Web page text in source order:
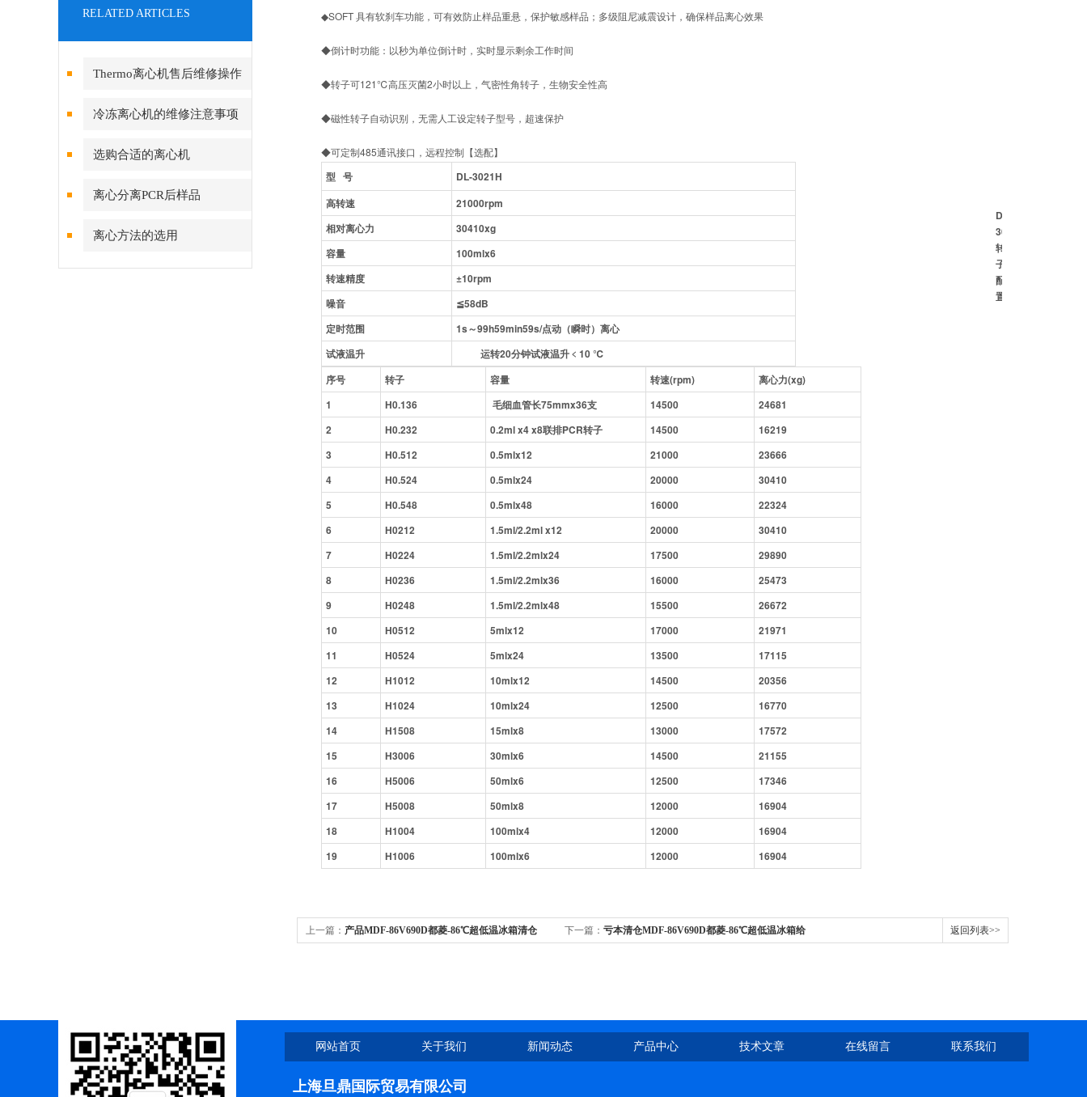
RELATED ARTICLES
Thermo离心机售后维修操作
方法
冷冻离心机的维修注意事项
选购合适的离心机
离心分离PCR后样品
离心方法的选用
◆SOFT 具有软刹车功能，可有效防止样品重悬，保护敏感样品；多级阻尼减震设计，确保样品离心效果
◆倒计时功能：以秒为单位倒计时，实时显示剩余工作时间
◆转子可121℃高压灭菌2小时以上，气密性角转子，生物安全性高
◆磁性转子自动识别，无需人工设定转子型号，超速保护
◆可定制485通讯接口，远程控制【选配】
型 号 DL-3021H
高转速
21000rpm
相对离心力
30410xg
容量
100mlx6
转速精度
±10rpm
噪音
≦58dB
定时范围
1s～99h59min59s/点动（瞬时）离心
试液温升
运转20分钟试液温升﹤10℃
DL-
3021H
转
子
配
置
序号 转子 容量 转速(rpm)
离心力(xg)
1
H0.136 毛细血管长75mmx36支 14500
24681
2
H0.232 0.2ml x4 x8联排PCR转子 14500
16219
3
H0.512 0.5mlx12 21000
23666
4
H0.524 0.5mlx24 20000
30410
5
H0.548 0.5mlx48 16000
22324
6
H0212 1.5ml/2.2mlx12 20000
30410
7
H0224 1.5ml/2.2mlx24 17500
29890
8
H0236 1.5ml/2.2mlx36 16000
25473
9
H0248 1.5ml/2.2mlx48 15500
26672
10
H0512 5mlx12 17000
21971
11
H0524 5mlx24 13500
17115
12
H1012 10mlx12 14500
20356
13
H1024 10mlx24 12500
16770
14
H1508 15mlx8 13000
17572
15
H3006 30mlx6 14500
21155
16
H5006 50mlx6 12500
17346
17
H5008 50mlx8 12000
16904
18
H1004 100mlx4 12000
16904
19
H1006 100mlx6 12000 16904
上一篇： 产品MDF-86V690D都菱-86℃超低温冰箱清仓 下一篇： 亏本清仓MDF-86V690D都菱-86℃超低温冰箱给 返回列表>>
网站首页 关于我们 新闻动态 产品中心 技术文章 在线留言 联系我们
上海旦鼎国际贸易有限公司